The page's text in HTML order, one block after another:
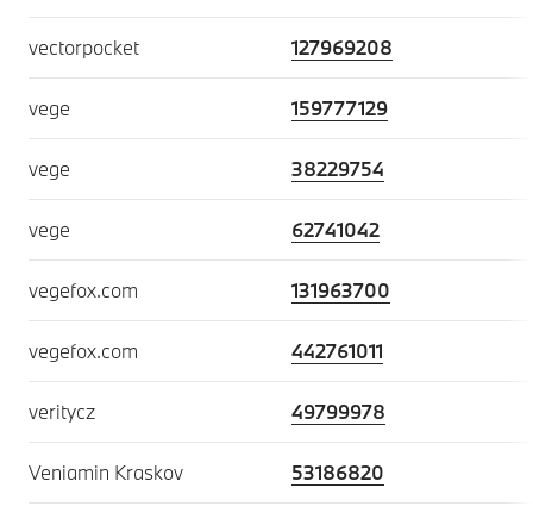
vectorpocket 127969208
vege 159777129
vege 38229754
vege 62741042
vegefox.com 131963700
vegefox.com 442761011
veritycz 49799978
Veniamin Kraskov 53186820